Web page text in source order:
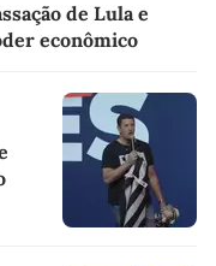
de Lula e
econômico